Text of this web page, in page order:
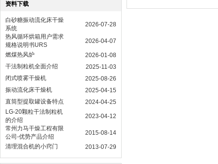
资料下载
白砂糖振动流化床干燥
系统
2026-07-28
热风循环烘箱用户需求
规格说明书URS
2026-04-07
燃煤热风炉
2026-01-08
干法制粒机全面介绍
2025-11-03
闭式喷雾干燥机
2025-08-26
振动流化床干燥机
2025-04-15
直筒型提取罐设备特点
2024-04-25
LG-20颗粒干法制粒机
的介绍
2023-04-12
常州力马干燥工程有限
公司-优势产品介绍
2015-08-14
清理混合机的小窍门
2013-07-29